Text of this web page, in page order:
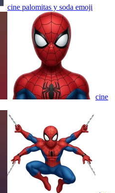
cine palomitas y soda emoji
cine